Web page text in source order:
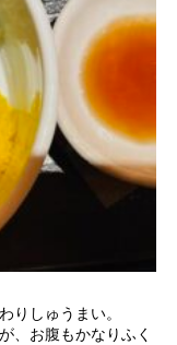
りしゅうまい。
、お腹もかなりふく